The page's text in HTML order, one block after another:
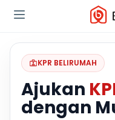
KPR BELIRUMAH
Ajukan
dengan